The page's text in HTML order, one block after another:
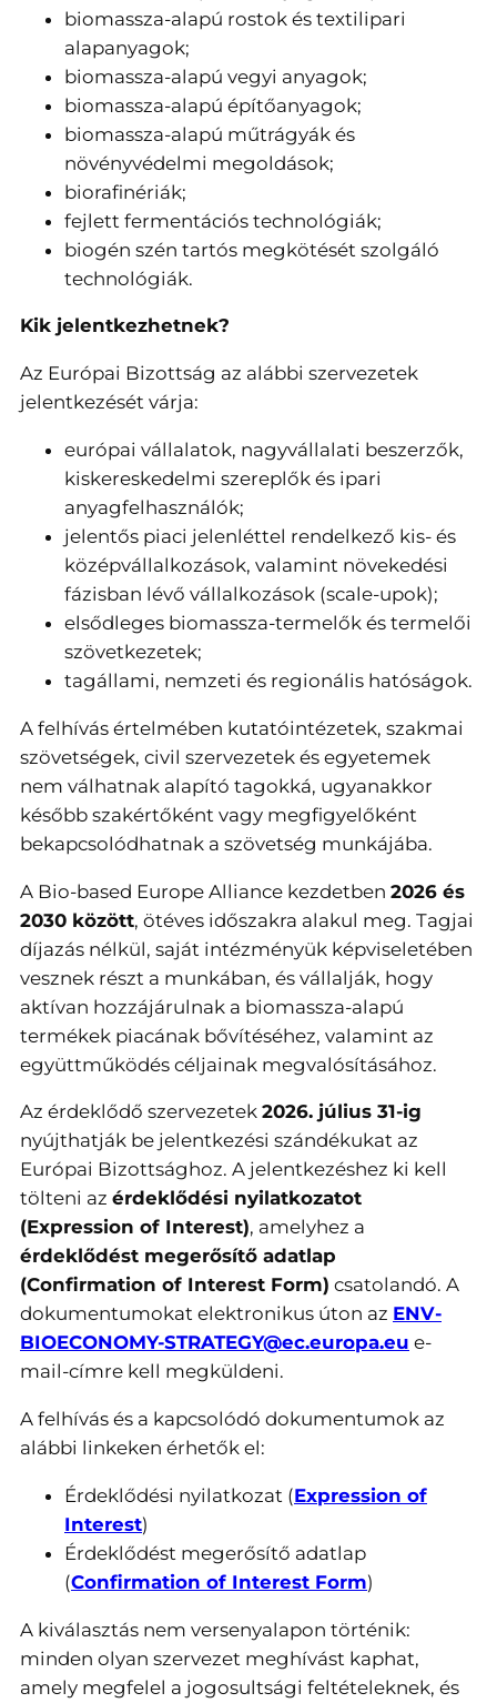
biomassza-alapú rostok és textilipari
alapanyagok;
biomassza-alapú vegyi anyagok;
biomassza-alapú építőanyagok;
biomassza-alapú műtrágyák és
növényvédelmi megoldások;
biorafinériák;
fejlett fermentációs technológiák;
biogén szén tartós megkötését szolgáló
technológiák.
Kik jelentkezhetnek?
Az Európai Bizottság az alábbi szervezetek
jelentkezését várja:
európai vállalatok, nagyvállalati beszerzők,
kiskereskedelmi szereplők és ipari
anyagfelhasználók;
jelentős piaci jelenléttel rendelkező kis- és
középvállalkozások, valamint növekedési
fázisban lévő vállalkozások (scale-upok);
elsődleges biomassza-termelők és termelői
szövetkezetek;
tagállami, nemzeti és regionális hatóságok.
A felhívás értelmében kutatóintézetek, szakmai
szövetségek, civil szervezetek és egyetemek
nem válhatnak alapító tagokká, ugyanakkor
később szakértőként vagy megfigyelőként
bekapcsolódhatnak a szövetség munkájába.
A Bio-based Europe Alliance kezdetben 2026 és
2030 között, ötéves időszakra alakul meg. Tagjai
díjazás nélkül, saját intézményük képviseletében
vesznek részt a munkában, és vállalják, hogy
aktívan hozzájárulnak a biomassza-alapú
termékek piacának bővítéséhez, valamint az
együttműködés céljainak megvalósításához.
Az érdeklődő szervezetek 2026. július 31-ig
nyújthatják be jelentkezési szándékukat az
Európai Bizottsághoz. A jelentkezéshez ki kell
tölteni az érdeklődési nyilatkozatot
(Expression of Interest), amelyhez a
érdeklődést megerősítő adatlap
(Confirmation of Interest Form) csatolandó. A
dokumentumokat elektronikus úton az ENV-
BIOECONOMY-STRATEGY@ec.europa.eu e-
mail-címre kell megküldeni.
A felhívás és a kapcsolódó dokumentumok az
alábbi linkeken érhetők el:
Érdeklődési nyilatkozat (Expression of
Interest)
Érdeklődést megerősítő adatlap
(Confirmation of Interest Form)
A kiválasztás nem versenyalapon történik:
minden olyan szervezet meghívást kaphat,
amely megfelel a jogosultsági feltételeknek, és